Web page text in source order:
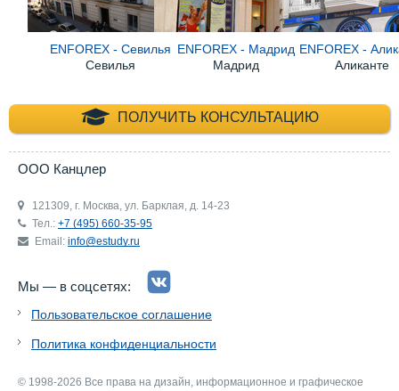
ENFOREX - Севилья
Севилья
ENFOREX - Мадрид
Мадрид
ENFOREX -
Аликанте
ПОЛУЧИТЬ КОНСУЛЬТАЦИЮ
+7 (495) 660-35-
ООО Канцлер
121309, г. Москва, ул. Барклая, д. 14-23
Тел.: +7 (495) 660-35-95
Email: info@estudy.ru
Мы — в соцсетях:
Пользовательское соглашение
Политика конфиденциальности
© 1998-2026 Все права на дизайн, информационное и графическое